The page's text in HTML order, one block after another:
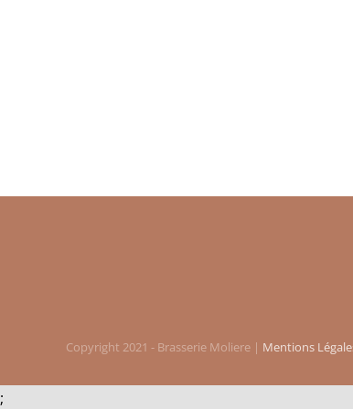
Copyright 2021 - Brasserie Moliere | Mentions
;